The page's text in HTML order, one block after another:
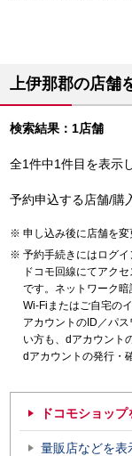
上伊那郡の店舗
検索結果：1店舗
全1件中1件目を表示
予約申込する店舗/購
申し込み後に店舗を変
予約手続きにはログイ
ドコモ回線にてアク
です。ネットワーク
Wi-Fiまたはご自宅の
アカウントのID／パ
い方も、dアカウント
dアカウントの発行・
ドコモショップ
量販店などを表